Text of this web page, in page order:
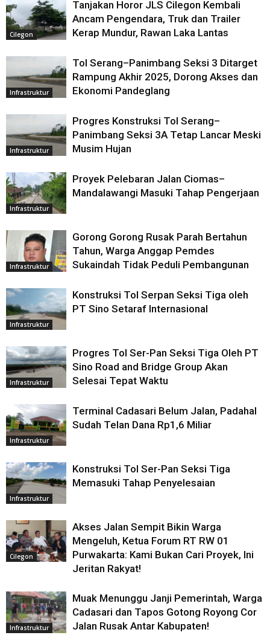
Cilegon
Tanjakan Horor JLS Cilegon Kembali
Ancam Pengendara, Truk dan Trailer
Kerap Mundur, Rawan Laka Lantas
Infrastruktur
Tol Serang–Panimbang Seksi 3 Ditarget
Rampung Akhir 2025, Dorong Akses dan
Ekonomi Pandeglang
Infrastruktur
Progres Konstruksi Tol Serang–
Panimbang Seksi 3A Tetap Lancar Meski
Musim Hujan
Infrastruktur
Proyek Pelebaran Jalan Ciomas–
Mandalawangi Masuki Tahap Pengerjaan
Infrastruktur
Gorong Gorong Rusak Parah Bertahun
Tahun, Warga Anggap Pemdes
Sukaindah Tidak Peduli Pembangunan
Infrastruktur
Konstruksi Tol Serpan Seksi Tiga oleh
PT Sino Setaraf Internasional
Infrastruktur
Progres Tol Ser-Pan Seksi Tiga Oleh PT
Sino Road and Bridge Group Akan
Selesai Tepat Waktu
Infrastruktur
Terminal Cadasari Belum Jalan, Padahal
Sudah Telan Dana Rp1,6 Miliar
Infrastruktur
Konstruksi Tol Ser-Pan Seksi Tiga
Memasuki Tahap Penyelesaian
Cilegon
Akses Jalan Sempit Bikin Warga
Mengeluh, Ketua Forum RT RW 01
Purwakarta: Kami Bukan Cari Proyek, Ini
Jeritan Rakyat!
Infrastruktur
Muak Menunggu Janji Pemerintah, Warga
Cadasari dan Tapos Gotong Royong Cor
Jalan Rusak Antar Kabupaten!